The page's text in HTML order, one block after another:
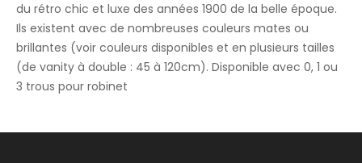
du rétro chic et luxe des années 1900 de la belle époque.
Ils existent avec de nombreuses couleurs mates ou
brillantes (voir couleurs disponibles et en plusieurs tailles
(de vanity à double : 45 à 120cm). Disponible avec 0, 1 ou
3 trous pour robinet